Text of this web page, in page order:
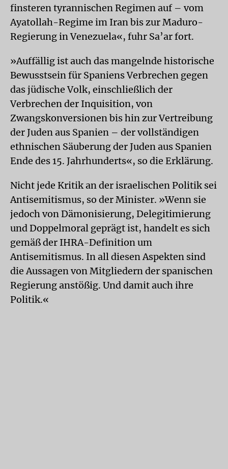
finsteren tyrannischen Regimen auf – vom
Ayatollah-Regime im Iran bis zur Maduro-
Regierung in Venezuela«, fuhr Sa’ar fort.
»Auffällig ist auch das mangelnde historische
Bewusstsein für Spaniens Verbrechen gegen
das jüdische Volk, einschließlich der
Verbrechen der Inquisition, von
Zwangskonversionen bis hin zur Vertreibung
der Juden aus Spanien – der vollständigen
ethnischen Säuberung der Juden aus Spanien
Ende des 15. Jahrhunderts«, so die Erklärung.
Nicht jede Kritik an der israelischen Politik sei
Antisemitismus, so der Minister. »Wenn sie
jedoch von Dämonisierung, Delegitimierung
und Doppelmoral geprägt ist, handelt es sich
gemäß der IHRA-Definition um
Antisemitismus. In all diesen Aspekten sind
die Aussagen von Mitgliedern der spanischen
Regierung anstößig. Und damit auch ihre
Politik.«